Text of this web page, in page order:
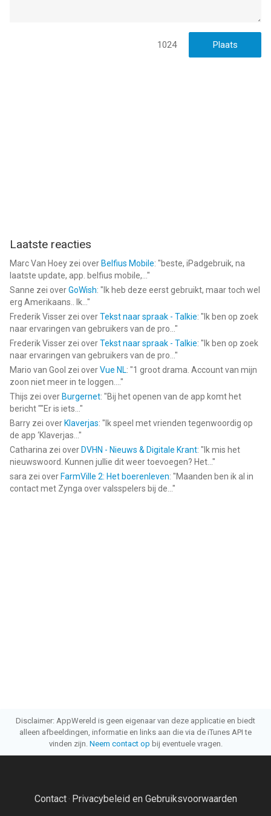
1024
Laatste reacties
Marc Van Hoey zei over Belfius Mobile: "beste, iPadgebruik, na
laatste update, app. belfius mobile,... "
Sanne zei overGoWish: " Ik heb deze eerst gebruikt, maar toch wel
erg Amerikaans.. Ik... "
Frederik Visser zei overTekst naar spraak - Talkie: " Ik ben op zoek
naar ervaringen van gebruikers van de pro... "
Frederik Visser zei overTekst naar spraak - Talkie: " Ik ben op zoek
naar ervaringen van gebruikers van de pro... "
Mario van Gool zei overVue NL: "1 groot drama. Account van mijn
zoon niet meer in te loggen.... "
Thijs zei over Burgernet: "Bij het openen van de app komt het
bericht ""Er is iets... "
Barry zei over Klaverjas: " Ik speel met vrienden tegenwoordig op
de app ‘Klaverjas... "
Catharina zei over DVHN - Nieuws & Digitale Krant: " Ik mis het
nieuwswoord. Kunnen jullie dit weer toevoegen? Het... "
sara zei over FarmVille 2: Het boerenleven: "Maanden ben ik al in
contact met Zynga over valsspelers bij de... "
Disclaimer: AppWereld is geen eigenaar van deze applicatie en biedt
alleen afbeeldingen, informatie en links aan die via de iTunes API te
vinden zijn. Neem contact op bij eventuele vragen.
Contact· Privacybeleid en Gebruiksvoorwaarden